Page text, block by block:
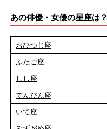
あの俳優・女優の星座は？
おひつじ座
ふたご座
しし座
てんびん座
いて座